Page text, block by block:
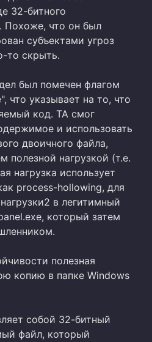
32-битного
Похоже, что он был
субъектами угроз
то скрыть.
был помечен флагом
что указывает на то, что
код. TA смог
и использовать
двоичного файла,
полезной нагрузкой (т.е.
нагрузка использует
process-hollowing, для
в легитимный
который затем
полезная
копию в папке Windows
собой 32-битный
файл, который